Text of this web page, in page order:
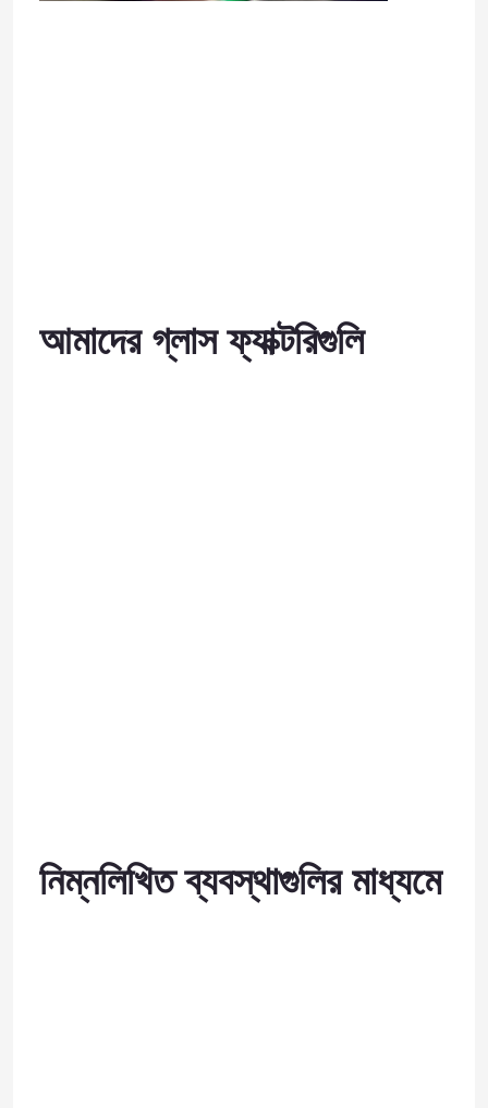
আমাদের গ্লাস ফ্যাক্টরিগুলি
নিম্নলিখিত ব্যবস্থাগুলির মাধ্যমে